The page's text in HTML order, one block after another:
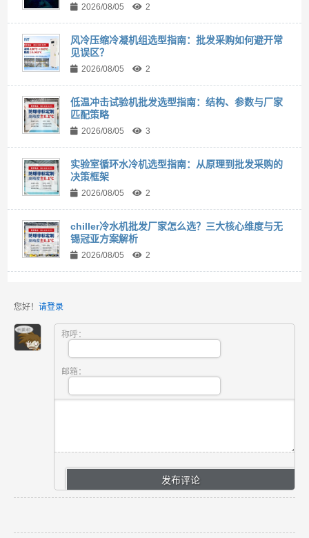
2026/08/05 2
风冷压缩冷凝机组选型指南：批发采购如何避开常
见误区？
2026/08/05 2
低温冲击试验机批发选型指南：结构、参数与厂家
匹配策略
2026/08/05 3
实验室循环水冷机选型指南：从原理到批发采购的
决策框架
2026/08/05 2
chiller冷水机批发厂家怎么选？三大核心维度与无
锡冠亚方案解析
2026/08/05 2
您好！ 请登录
称呼：
邮箱：